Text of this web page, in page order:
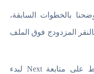
365 كما وضحنا بالخطوات السابقة،
المزدودج فوق الملف
ستفتح أمامك نافذة قم بالضغط على متابعة Next لبدء